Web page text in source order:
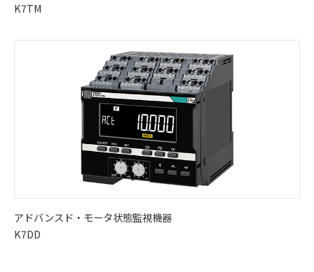
K7TM
アドバンスド・ モータ状態監視機器
K7DD